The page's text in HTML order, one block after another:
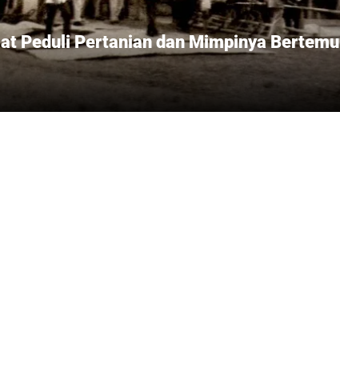
Peduli Pertanian dan Mimpinya Bertemu